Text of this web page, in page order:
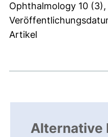
Ophthalmology 10
Artikel
Alternative